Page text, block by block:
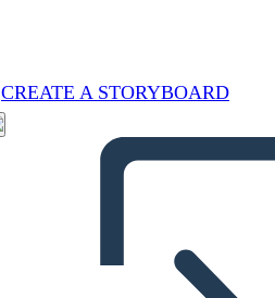
CREATE A STORYBOARD